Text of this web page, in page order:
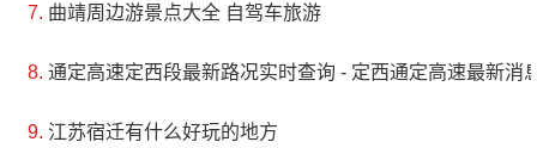
曲靖周边游景点大全 自驾车旅游
通定高速定西段最新路况实时查询 - 定西通定高速最新消
江苏宿迁有什么好玩的地方